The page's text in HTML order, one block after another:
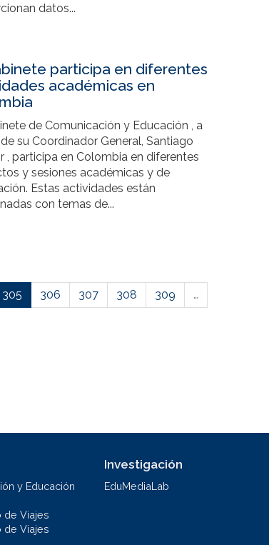
datos...
participa en diferentes
académicas en
de Comunicación y Educación , a
su Coordinador General, Santiago
, participa en Colombia en diferentes
y sesiones académicas y de
Estas actividades están
con temas de...
305 306 307 308 309
…
y Educación
de Viajes
de Viajes
Investigación
EduMediaLab